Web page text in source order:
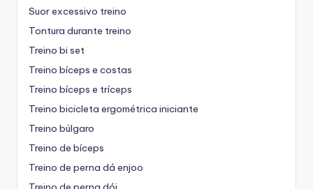
Suor excessivo treino
Tontura durante treino
Treino bi set
Treino bíceps e costas
Treino bíceps e tríceps
Treino bicicleta ergométrica iniciante
Treino búlgaro
Treino de bíceps
Treino de perna dá enjoo